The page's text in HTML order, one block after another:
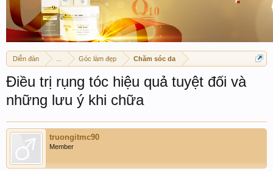
Diễn đàn Góc làm đẹp Chăm sóc da
Điều trị rụng tóc hiệu quả tuyệt đối và
những lưu ý khi chữa
truongitmc90
Member